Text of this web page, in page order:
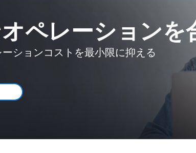
ペレーションを
ションコストを最小限に抑える